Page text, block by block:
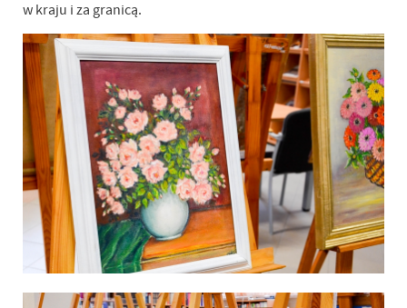
w kraju i za granicą.